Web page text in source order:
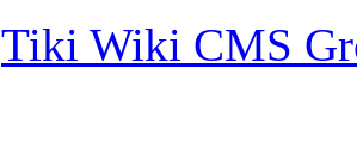
Tiki Wiki CMS